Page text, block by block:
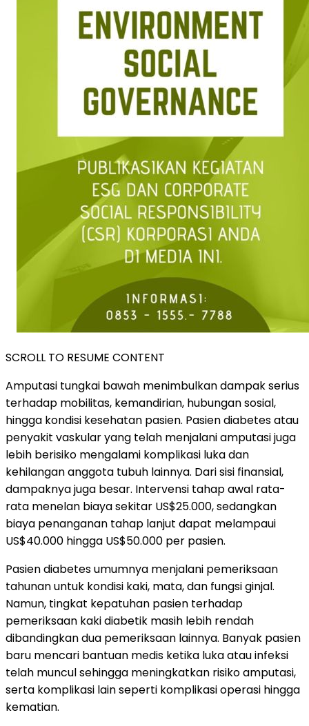
SCROLL TO RESUME CONTENT
Amputasi tungkai bawah menimbulkan dampak serius
terhadap mobilitas, kemandirian, hubungan sosial,
hingga kondisi kesehatan pasien. Pasien diabetes atau
penyakit vaskular yang telah menjalani amputasi juga
lebih berisiko mengalami komplikasi luka dan
kehilangan anggota tubuh lainnya. Dari sisi finansial,
dampaknya juga besar. Intervensi tahap awal rata-
rata menelan biaya sekitar US$25.000, sedangkan
biaya penanganan tahap lanjut dapat melampaui
US$40.000 hingga US$50.000 per pasien.
Pasien diabetes umumnya menjalani pemeriksaan
tahunan untuk kondisi kaki, mata, dan fungsi ginjal.
Namun, tingkat kepatuhan pasien terhadap
pemeriksaan kaki diabetik masih lebih rendah
dibandingkan dua pemeriksaan lainnya. Banyak pasien
baru mencari bantuan medis ketika luka atau infeksi
telah muncul sehingga meningkatkan risiko amputasi,
serta komplikasi lain seperti komplikasi operasi hingga
kematian.